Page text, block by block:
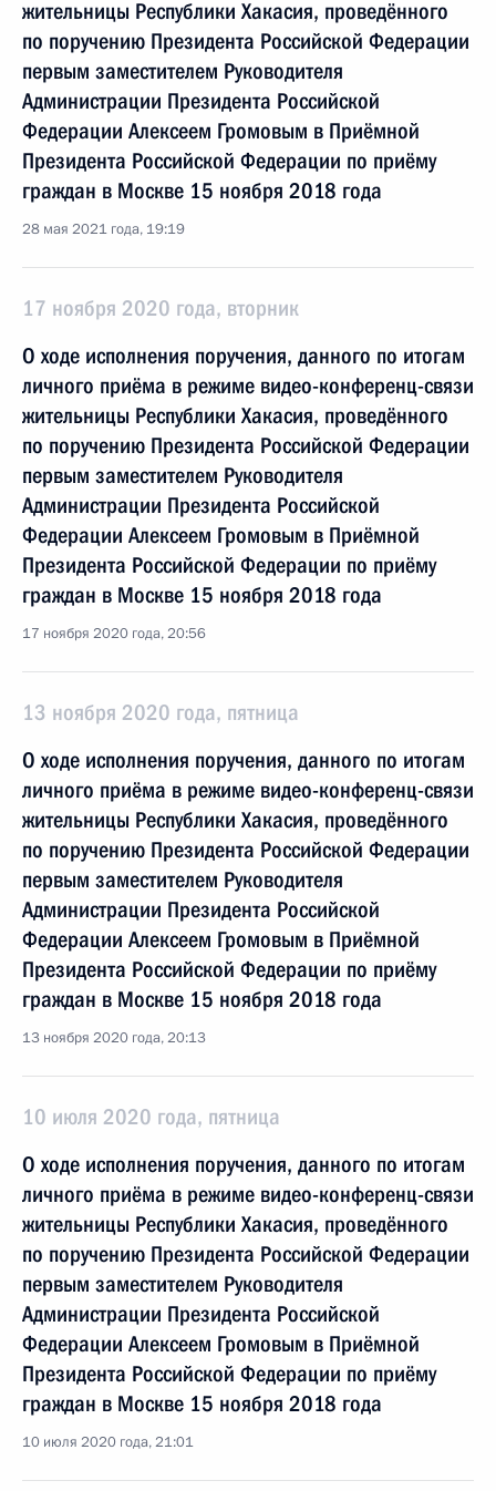
жительницы Республики Хакасия, проведённого
по поручению Президента Российской Федерации
первым заместителем Руководителя
Администрации Президента Российской
Федерации Алексеем Громовым в Приёмной
Президента Российской Федерации по приёму
граждан в Москве 15 ноября 2018 года
28 мая 2021 года, 19:19
17 ноября 2020 года, вторник
О ходе исполнения поручения, данного по итогам
личного приёма в режиме видео-конференц-связи
жительницы Республики Хакасия, проведённого
по поручению Президента Российской Федерации
первым заместителем Руководителя
Администрации Президента Российской
Федерации Алексеем Громовым в Приёмной
Президента Российской Федерации по приёму
граждан в Москве 15 ноября 2018 года
17 ноября 2020 года, 20:56
13 ноября 2020 года, пятница
О ходе исполнения поручения, данного по итогам
личного приёма в режиме видео-конференц-связи
жительницы Республики Хакасия, проведённого
по поручению Президента Российской Федерации
первым заместителем Руководителя
Администрации Президента Российской
Федерации Алексеем Громовым в Приёмной
Президента Российской Федерации по приёму
граждан в Москве 15 ноября 2018 года
13 ноября 2020 года, 20:13
10 июля 2020 года, пятница
О ходе исполнения поручения, данного по итогам
личного приёма в режиме видео-конференц-связи
жительницы Республики Хакасия, проведённого
по поручению Президента Российской Федерации
первым заместителем Руководителя
Администрации Президента Российской
Федерации Алексеем Громовым в Приёмной
Президента Российской Федерации по приёму
граждан в Москве 15 ноября 2018 года
10 июля 2020 года, 21:01